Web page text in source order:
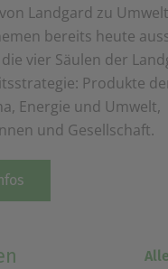
Landgard zu
bereits heute
vier Säulen der
Produkte
Energie und Umwelt,
und Gesellschaft.